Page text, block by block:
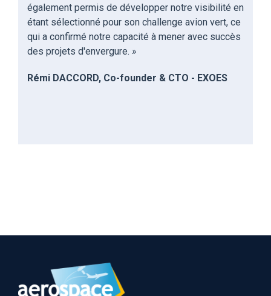
également permis de développer notre visibilité en
étant sél ectionné pour son challenge avion vert, ce
qui a confirmé notre capacité à mener avec succès
des projets d'envergure. »
Rémi DACCORD, Co-founder & CTO - EXOES